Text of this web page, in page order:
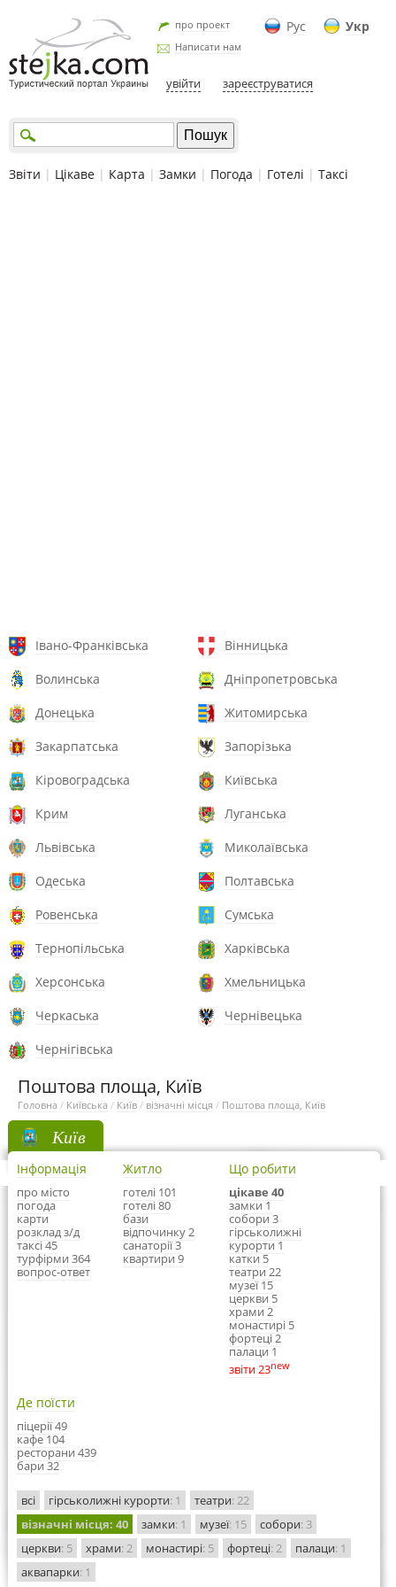
Рус Укр
про проект
Написати нам
увійти зареєструватися
Звіти | Цікаве | Карта | Замки | Погода | Готелі | Таксі
Івано-Франківська
Вінницька
Волинська
Дніпропетровська
Донецька
Житомирська
Закарпатська
Запорізька
Кіровоградська
Київська
Крим
Луганська
Львівська
Миколаївська
Одеська
Полтавська
Ровенська
Сумська
Тернопільська
Харківська
Херсонська
Хмельницька
Черкаська
Чернівецька
Чернігівська
Поштова площа, Київ
Головна / Київська / Київ / візначні місця / Поштова площа, Київ
Київ
Інформація
про місто
погода
карти
розклад з/д
таксі 45
турфірми 364
вопрос-ответ
Житло
готелі 101
готелі 80
бази
відпочинку 2
санаторії 3
квартири 9
Що робити
цікаве 40
замки 1
собори 3
гірськолижні
курорти 1
катки 5
театри 22
музеї 15
церкви 5
храми 2
монастирі 5
фортеці 2
палаци 1
звіти 23new
Де поїсти
піцерії 49
кафе 104
ресторани 439
бари 32
всі гірськолижні курорти: 1 театри: 22
візначні місця: 40 замки: 1 музеї: 15 собори: 3
церкви: 5 храми: 2 монастирі: 5 фортеці: 2 палаци: 1
аквапарки: 1